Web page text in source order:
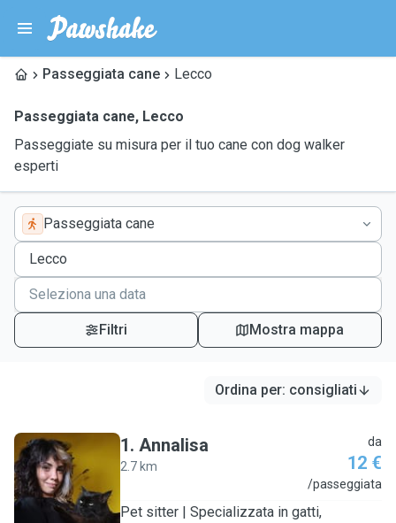
Passeggiata cane Lecco
Passeggiata cane, Lecco
Passeggiate su misura per il tuo cane con dog walker
esperti
Passeggiata cane
Filtri Mostra mappa
Ordina per: consigliati
A
1. Annalisa
2.7 km
da
12 €
/passeggiata
Pet sitter | Specializzata in gatti,